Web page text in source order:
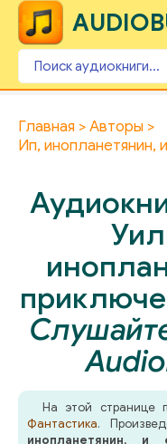
Главная
Авторы
Ип, инопланетянин,
На этой странице
Фантастика.
инопланетянин,